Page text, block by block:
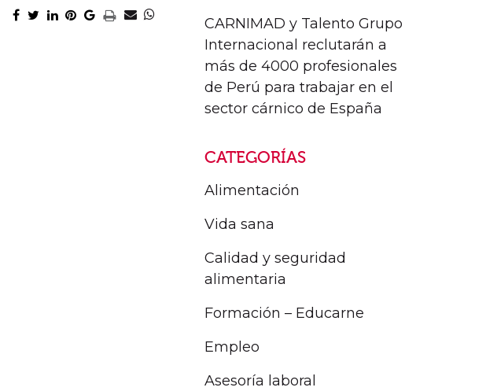
CARNIMAD y Talento Grupo
Internacional reclutarán a
más de 4000 profesionales
de Perú para trabajar en el
sector cárnico de España
CATEGORÍAS
Alimentación
Vida sana
Calidad y seguridad
alimentaria
Formación – Educarne
Empleo
Asesoría laboral